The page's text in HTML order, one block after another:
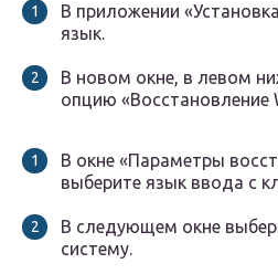
В приложении
язык.
В новом окне, в левом
опцию «Восстановление
В окне «Параметры
выберите язык ввода с
В следующем окне
систему.